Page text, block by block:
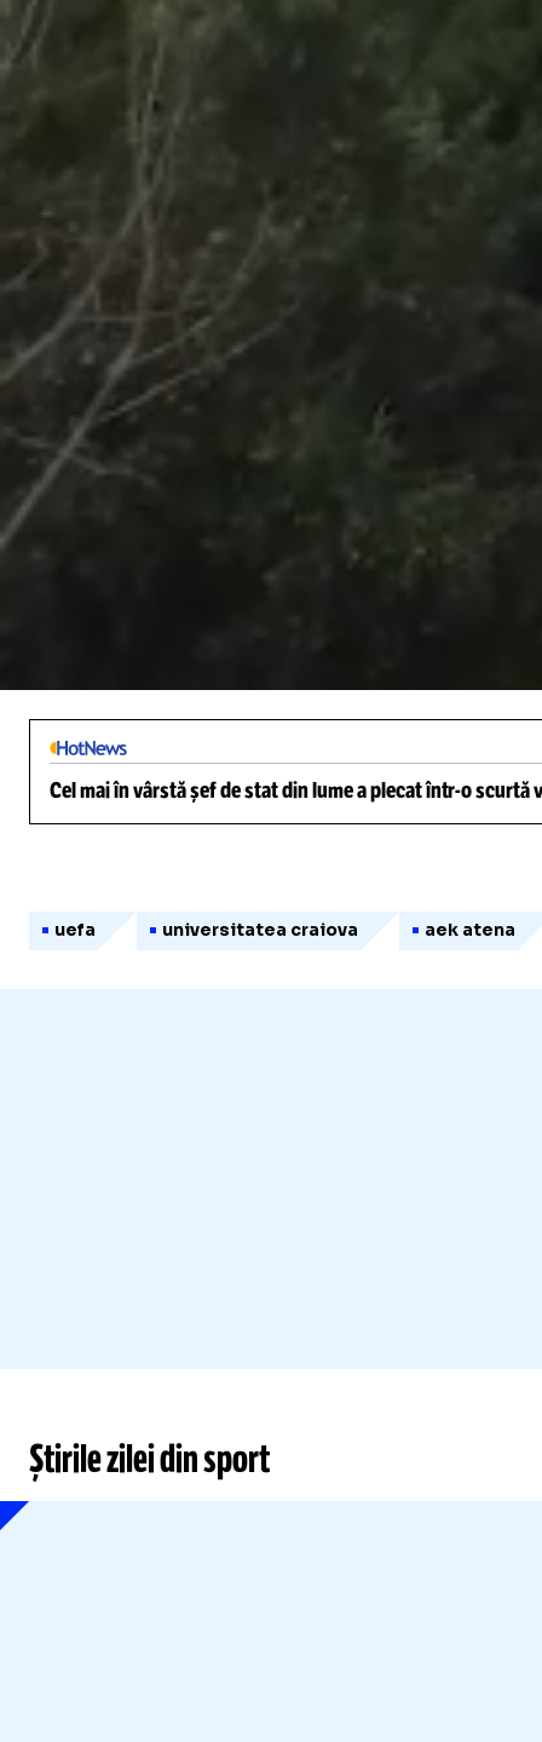
Cel mai în vârstă șef de stat din lume a plecat într-o scurtă
uefa universitatea craiova aek atena
Știrile zilei din sport